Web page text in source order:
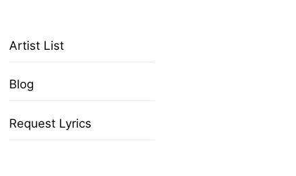
Artist List
Blog
Request Lyrics